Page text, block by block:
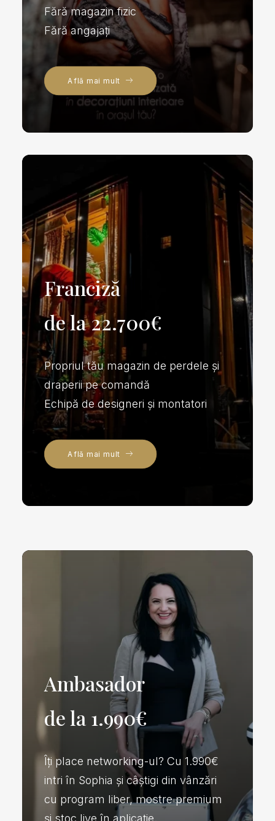
Fără magazin fizic
Fără angajați
Află mai mult
Franciză
de la 22.700€
Propriul tău magazin de perdele și
draperii pe comandă
Echipă de designeri și montatori
Află mai mult
Ambasador
de la 1.990€
Îți place networking-ul? Cu 1.990€
intri în Sophia și câștigi din vânzări
cu program liber, mostre premium
și stoc live în aplicație.